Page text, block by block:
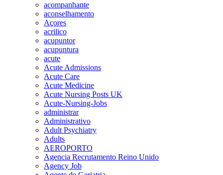
acompanhante
aconselhamento
Açores
acrilico
acupuntor
acupuntura
acute
Acute Admissions
Acute Care
Acute Medicine
Acute Nursing Posts UK
Acute-Nursing-Jobs
administrar
Administrativo
Adult Psychiatry
Adults
AEROPORTO
Agencia Recrutamento Reino Unido
Agency Job